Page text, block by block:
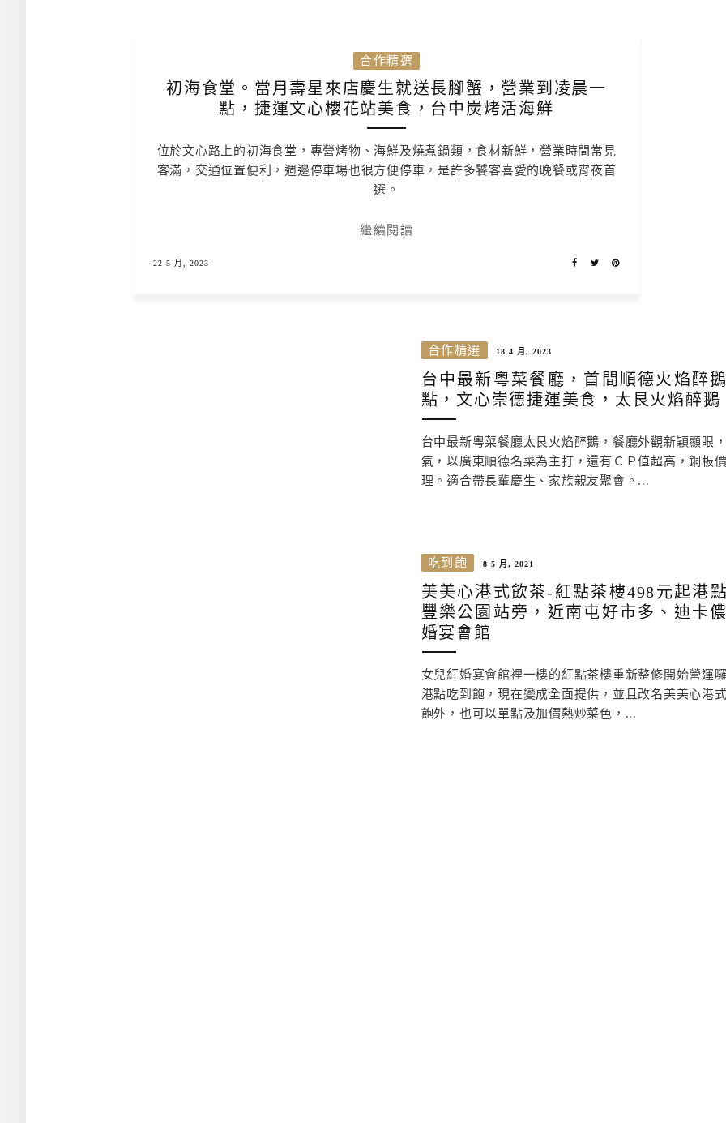
合作精選
初海食堂。當月壽星來店慶生就送長腳蟹，營業到凌晨一
點，捷運文心櫻花站美食，台中炭烤活海鮮
位於文心路上的初海食堂，專營烤物、海鮮及燒煮鍋類，食材新鮮，營業時間常見
客滿，交通位置便利，週邊停車場也很方便停車，是許多饕客喜愛的晚餐或宵夜首
選。
繼續閱讀
22 5 月, 2023
合作精選 18 4 月, 2023
台中最新粵菜餐廳，首間順德火焰醉
點，文心崇德捷運美食，太艮火焰醉鵝
台中最新粵菜餐廳太艮火焰醉鵝，餐廳外觀新穎顯眼
氣，以廣東順德名菜為主打，還有ＣＰ值超高，銅板
理。適合帶長輩慶生、家族親友聚會。...
吃到飽 8 5 月, 2021
美美心港式飲茶-紅點茶樓498元起港
豐樂公園站旁，近南屯好市多、迪卡
婚宴會館
女兒紅婚宴會館裡一樓的紅點茶樓重新整修開始營運
港點吃到飽，現在變成全面提供，並且改名美美心港
飽外，也可以單點及加價熱炒菜色，...